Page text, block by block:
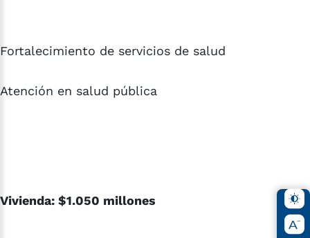
Fortalecimiento de servicios de salud
Atención en salud pública
Vivienda: $1.050 millones